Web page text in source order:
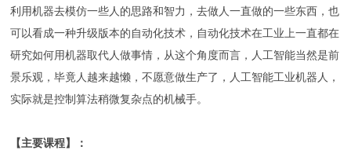
利用机器去模仿一些人的思路和智力，去做人一直做的一些东西，也
可以看成一种升级版本的自动化技术，自动化技术在工业上一直都在
研究如何用机器取代人做事情，从这个角度而言，人工智能当然是前
景乐观，毕竟人越来越懒，不愿意做生产了，人工智能工业机器人，
实际就是控制算法稍微复杂点的机械手。
【主要课程】：